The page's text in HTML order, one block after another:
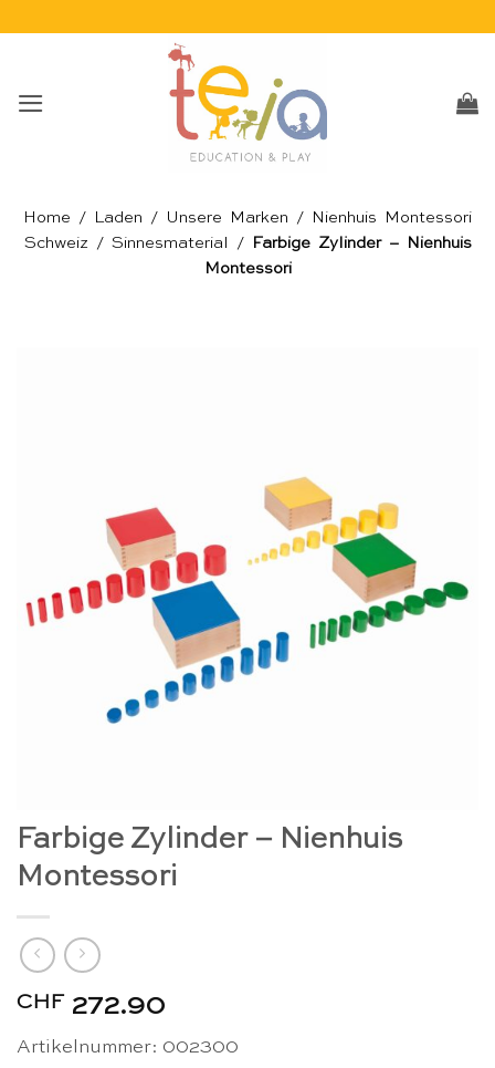
Home / Laden / Unsere Marken /
Nienhuis Montessori
Schweiz / Sinnesmaterial /
Farbige Zylinder – Nienhuis
Montessori
Farbige Zylinder – Nienhuis
Montessori
CHF 272.90
Artikelnummer: 002300